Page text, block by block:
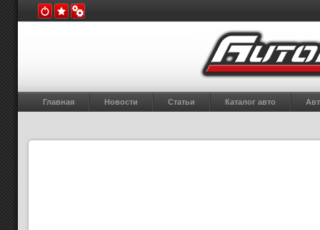
Главная Новости Статьи Каталог авто